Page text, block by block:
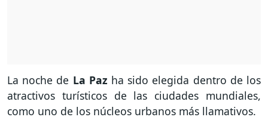
La noche de La Paz ha sido elegida dentro de los
atractivos turísticos de las ciudades mundiales,
como uno de los núcleos urbanos más llamativos.